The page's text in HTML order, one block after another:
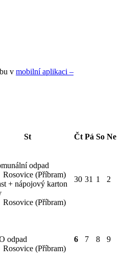
v mobilní aplikaci –
St Čt Pá So Ne
odpad
Rosovice (Příbram)
+ nápojový karton
Rosovice (Příbram)
30 31 1 2
odpad
Rosovice (Příbram)
6 7 8 9